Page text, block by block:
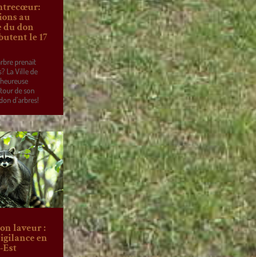
au
du don
le 17
prenait
La Ville de
de son
d’arbres!
laveur :
en
Est